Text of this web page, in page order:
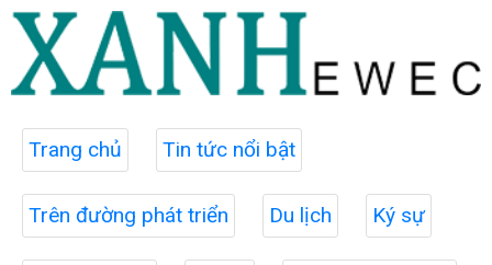
Trang chủ Tin tức nổi bật
Trên đường phát triển Du lịch Ký sự